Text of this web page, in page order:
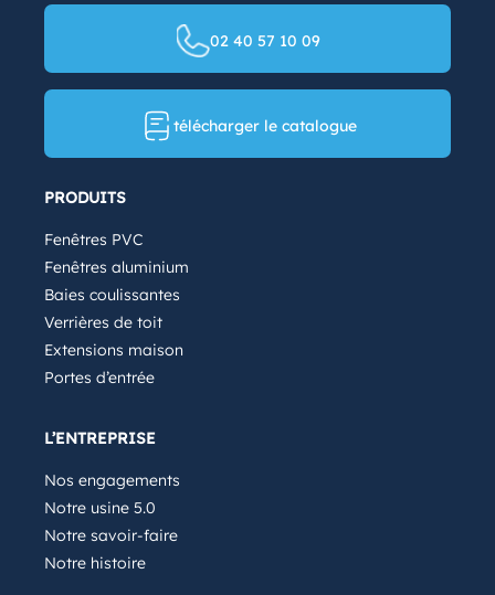
PRODUITS
Fenêtres PVC
Fenêtres aluminium
Baies coulissantes
Verrières de toit
Extensions maison
Portes d’entrée
L’ENTREPRISE
Nos engagements
Notre usine 5.0
Notre savoir-faire
Notre histoire
02 40 57 10 09
télécharger le catalogue